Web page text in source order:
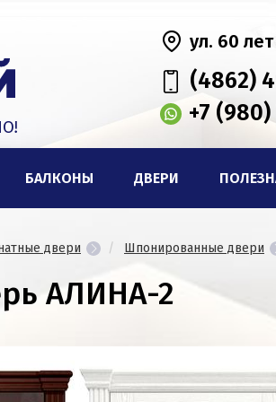
ул. 60
(4862)
+7
БАЛКОНЫ ДВЕРИ
двери Шпонированные двери
АЛИНА-2